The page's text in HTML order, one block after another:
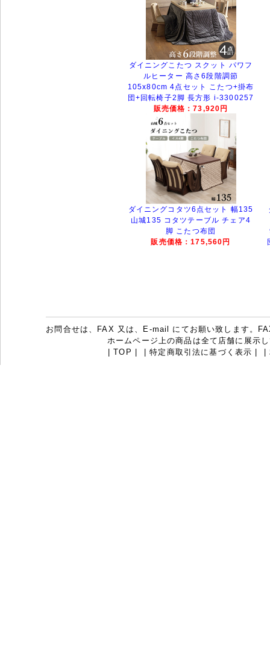
ダイニングこたつ スクット パワフ
ルヒーター 高さ6段階調節
105x80cm 4点セット こたつ+掛布
団+回転椅子2脚 長方形 i-3300257
販売価格：73,920円
ダイニングコタツ6点セット 幅135
山城135 コタツテーブル チェア4
脚 こたつ布団
販売価格：175,560円
お問合せは、FAX 又は、E-mail にてお願い致します。
ホームページ上の商品は全て店舗に展示
|TOP | |特定商取引法に基づく表示 | |